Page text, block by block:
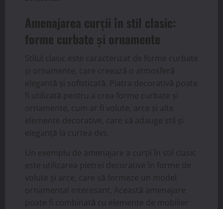
Amenajarea curții în stil clasic:
forme curbate și ornamente
Stilul clasic este caracterizat de forme curbate
și ornamente, care creează o atmosferă
elegantă și sofisticată. Piatra decorativă poate
fi utilizată pentru a crea forme curbate și
ornamente, cum ar fi volute, arce și alte
elemente decorative, care să adauge stil și
eleganță la curtea dvs.
Un exemplu de amenajare a curții în stil clasic
este utilizarea pietrei decorative în forme de
volute și arce, care să formeze un model
ornamental interesant. Această amenajare
poate fi combinată cu elemente de mobilier